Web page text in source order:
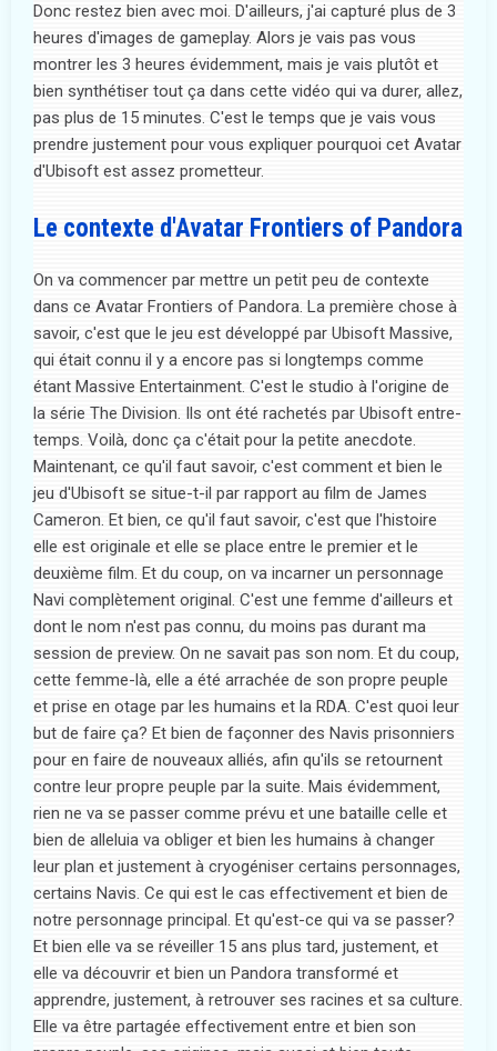
Donc restez bien avec moi. D'ailleurs, j'ai capturé plus de 3
heures d'images de gameplay. Alors je vais pas vous
montrer les 3 heures évidemment, mais je vais plutôt et
bien synthétiser tout ça dans cette vidéo qui va durer, allez,
pas plus de 15 minutes. C'est le temps que je vais vous
prendre justement pour vous expliquer pourquoi cet Avatar
d'Ubisoft est assez prometteur.
Le contexte d'Avatar Frontiers of Pandora
On va commencer par mettre un petit peu de contexte
dans ce Avatar Frontiers of Pandora. La première chose à
savoir, c'est que le jeu est développé par Ubisoft Massive,
qui était connu il y a encore pas si longtemps comme
étant Massive Entertainment. C'est le studio à l'origine de
la série The Division. Ils ont été rachetés par Ubisoft entre-
temps. Voilà, donc ça c'était pour la petite anecdote.
Maintenant, ce qu'il faut savoir, c'est comment et bien le
jeu d'Ubisoft se situe-t-il par rapport au film de James
Cameron. Et bien, ce qu'il faut savoir, c'est que l'histoire
elle est originale et elle se place entre le premier et le
deuxième film. Et du coup, on va incarner un personnage
Navi complètement original. C'est une femme d'ailleurs et
dont le nom n'est pas connu, du moins pas durant ma
session de preview. On ne savait pas son nom. Et du coup,
cette femme-là, elle a été arrachée de son propre peuple
et prise en otage par les humains et la RDA. C'est quoi leur
but de faire ça? Et bien de façonner des Navis prisonniers
pour en faire de nouveaux alliés, afin qu'ils se retournent
contre leur propre peuple par la suite. Mais évidemment,
rien ne va se passer comme prévu et une bataille celle et
bien de alleluia va obliger et bien les humains à changer
leur plan et justement à cryogéniser certains personnages,
certains Navis. Ce qui est le cas effectivement et bien de
notre personnage principal. Et qu'est-ce qui va se passer?
Et bien elle va se réveiller 15 ans plus tard, justement, et
elle va découvrir et bien un Pandora transformé et
apprendre, justement, à retrouver ses racines et sa culture.
Elle va être partagée effectivement entre et bien son